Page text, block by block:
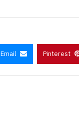
Pinterest
Email